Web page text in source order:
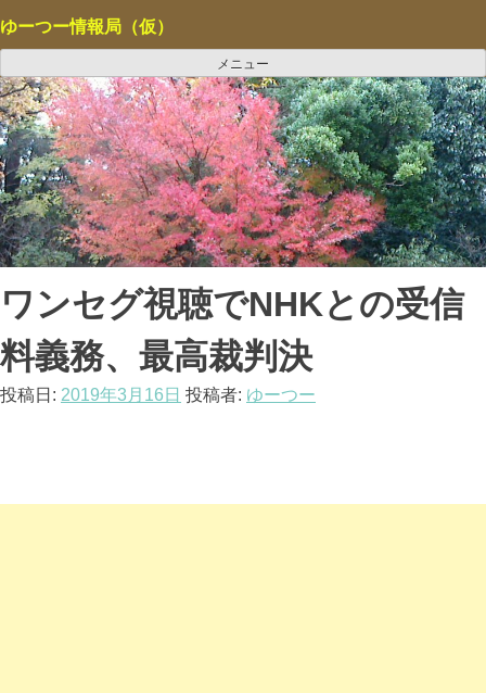
ン
ン
ツ
へ
ス
キ
ッ
プ
ゆーつー情報局（仮）
メニュー
ワンセグ視聴でNHKとの受信
料義務、最高裁判決
投稿日: 2019年3月16日 投稿者: ゆーつー